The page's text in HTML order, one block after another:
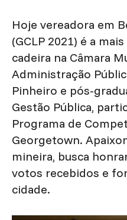
Hoje vereadora em
(GCLP 2021) é a
cadeira na Câmara
Administração
Pinheiro e pós-
Gestão Pública,
Programa de
Georgetown.
mineira, busca
votos recebidos e
cidade.